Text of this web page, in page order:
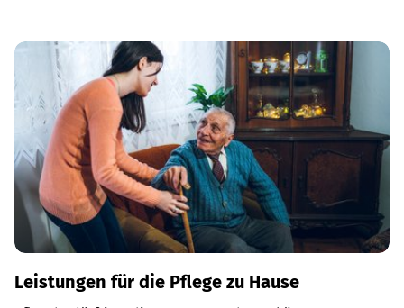
Leistungen für die Pflege zu Hause